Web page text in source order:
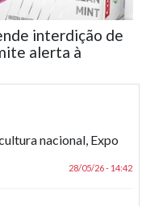
interdição de
alerta à
nacional, Expo
28/05/26 - 14:42